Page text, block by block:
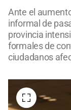
Ante el
informal de
provincia
formales de
ciudadanos